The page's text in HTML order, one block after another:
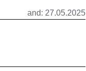
and: 27.05.2025